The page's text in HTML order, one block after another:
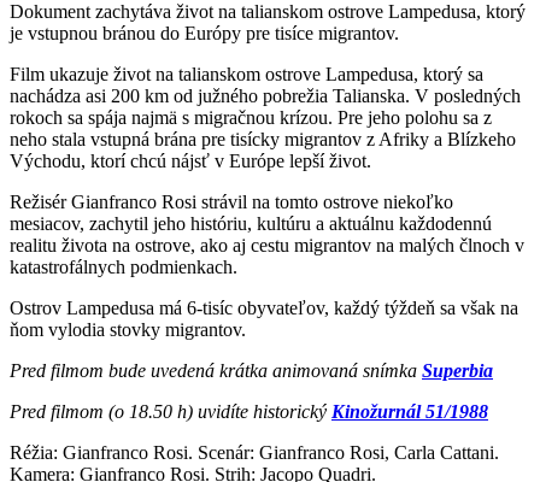
Dokument zachytáva život na talianskom ostrove Lampedusa, ktorý
je vstupnou bránou do Európy pre tisíce migrantov.
Film ukazuje život na talianskom ostrove Lampedusa, ktorý sa
nachádza asi 200 km od južného pobrežia Talianska. V posledných
rokoch sa spája najmä s migračnou krízou. Pre jeho polohu sa z
neho stala vstupná brána pre tisícky migrantov z Afriky a Blízkeho
Východu, ktorí chcú nájsť v Európe lepší život.
Režisér Gianfranco Rosi strávil na tomto ostrove niekoľko
mesiacov, zachytil jeho históriu, kultúru a aktuálnu každodennú
realitu života na ostrove, ako aj cestu migrantov na malých člnoch v
katastrofálnych podmienkach.
Ostrov Lampedusa má 6-tisíc obyvateľov, každý týždeň sa však na
ňom vylodia stovky migrantov.
Pred filmom bude uvedená krátka animovaná snímka Superbia
Pred filmom (o 18.50 h) uvidíte historický Kinožurnál 51/1988
Réžia: Gianfranco Rosi. Scenár: Gianfranco Rosi, Carla Cattani.
Kamera: Gianfranco Rosi. Strih: Jacopo Quadri.